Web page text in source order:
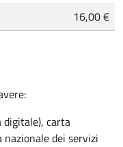
16,00 €
digitale), carta
nazionale dei servizi